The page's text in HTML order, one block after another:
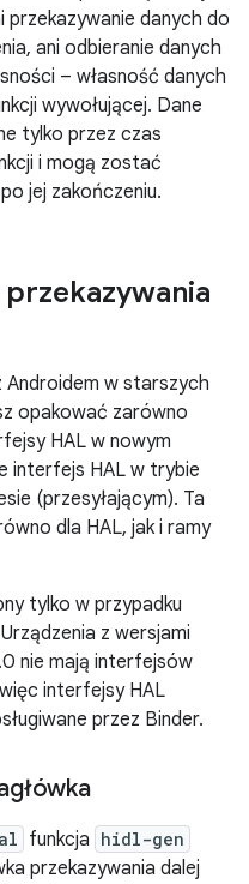
przekazywanie danych do
ani odbieranie danych
– własność danych
wywołującej. Dane
tylko przez czas
i mogą zostać
jej zakończeniu.
Androidem w starszych
opakować zarówno
HAL w nowym
interfejs HAL w trybie
(przesyłającym). Ta
dla HAL, jak i ramy
tylko w przypadku
z wersjami
nie mają interfejsów
interfejsy HAL
przez Binder.
funkcja hidl-gen
przekazywania dalej